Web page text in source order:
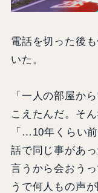
電話を切った後
いた。
「一人の部屋か
こえたんだ。そ
「…10年くらい
話で同じ事があ
言うから会おう
うで何人もの声